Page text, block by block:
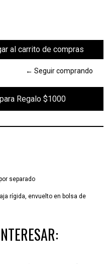
← Seguir comprando
separado
rígida, envuelto en bolsa de